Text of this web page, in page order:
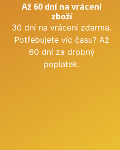
Až 60 dní na vrácení
zboží
30 dní na vrácení zdarma.
Potřebujete víc času? Až
60 dní za drobný
poplatek.